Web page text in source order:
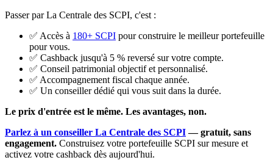
Passer par La Centrale des SCPI, c'est :
✅ Accès à 180+ SCPI pour construire le meilleur portefeuille
pour vous.
✅ Cashback jusqu'à 5 % reversé sur votre compte.
✅ Conseil patrimonial objectif et personnalisé.
✅ Accompagnement fiscal chaque année.
✅ Un conseiller dédié qui vous suit dans la durée.
Le prix d'entrée est le même. Les avantages, non.
Parlez à un conseiller La Centrale des SCPI— gratuit, sans
engagement. Construisez votre portefeuille SCPI sur mesure et
activez votre cashback dès aujourd'hui.